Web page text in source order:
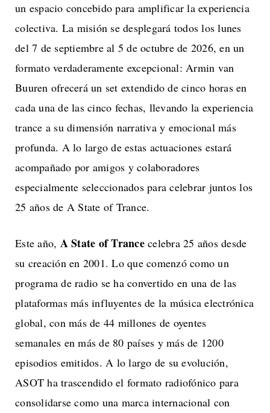
un espacio concebido para amplificar la experiencia
colectiva. La misión se desplegará todos los lunes
del 7 de septiembre al 5 de octubre de 2026, en un
formato verdaderamente excepcional: Armin van
Buuren ofrecerá un set extendido de cinco horas en
cada una de las cinco fechas, llevando la experiencia
trance a su dimensión narrativa y emocional más
profunda. A lo largo de estas actuaciones estará
acompañado por amigos y colaboradores
especialmente seleccionados para celebrar juntos los
25 años de A State of Trance.
Este año, A State of Trancecelebra 25 años desde
su creación en 2001. Lo que comenzó como un
programa de radio se ha convertido en una de las
plataformas más influyentes de la música electrónica
global, con más de 44 millones de oyentes
semanales en más de 80 países y más de 1200
episodios emitidos. A lo largo de su evolución,
ASOT ha trascendido el formato radiofónico para
consolidarse como una marca internacional con